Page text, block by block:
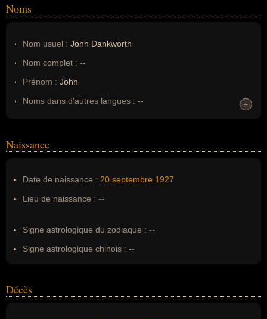
Noms
Nom usuel : John Dankworth
Nom complet : --
Prénom : John
Noms dans d'autres langues : --
Nom de famille :Dankworth
+
+
Naissance
Date de naissance : 20 septembre 1927
Lieu de naissance : --
Signe astrologique du zodiaque : --
Signe astrologique chinois : --
Décès